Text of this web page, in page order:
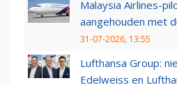
Malaysia Airlines-
aangehouden met
31-07-2026, 13:55
Lufthansa Group:
Edelweiss en